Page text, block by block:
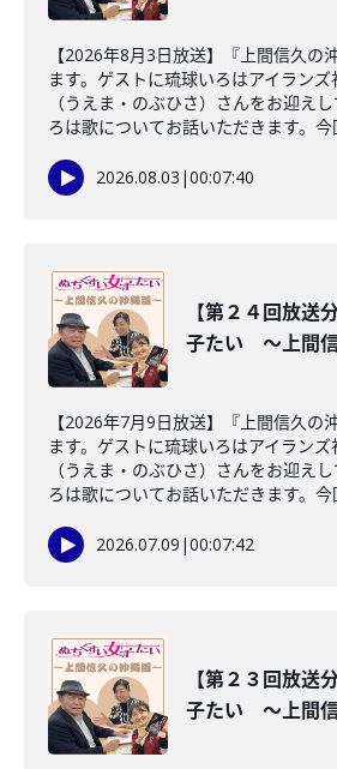
【2026年8月3日放送】『上間信久の
ます。ゲストに琉球いろはアイラン
（うえま・のぶひさ）さんをお迎え
ろは歌についてお話いただきます。今
2026.08.03 |00:07:40
【第２４回放送
子たい ～上間
【2026年7月9日放送】『上間信久の
ます。ゲストに琉球いろはアイラン
（うえま・のぶひさ）さんをお迎え
ろは歌についてお話いただきます。今
2026.07.09 |00:07:42
【第２３回放送
子たい ～上間